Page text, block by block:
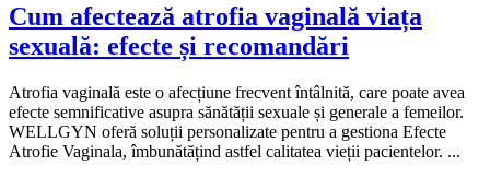
Cum afectează atrofia vaginală viața
sexuală: efecte și recomandări
Atrofia vaginală este o afecțiune frecvent întâlnită, care poate avea
efecte semnificative asupra sănătății sexuale și generale a femeilor.
WELLGYN oferă soluții personalizate pentru a gestiona Efecte
Atrofie Vaginala, îmbunătățind astfel calitatea vieții pacientelor. ...